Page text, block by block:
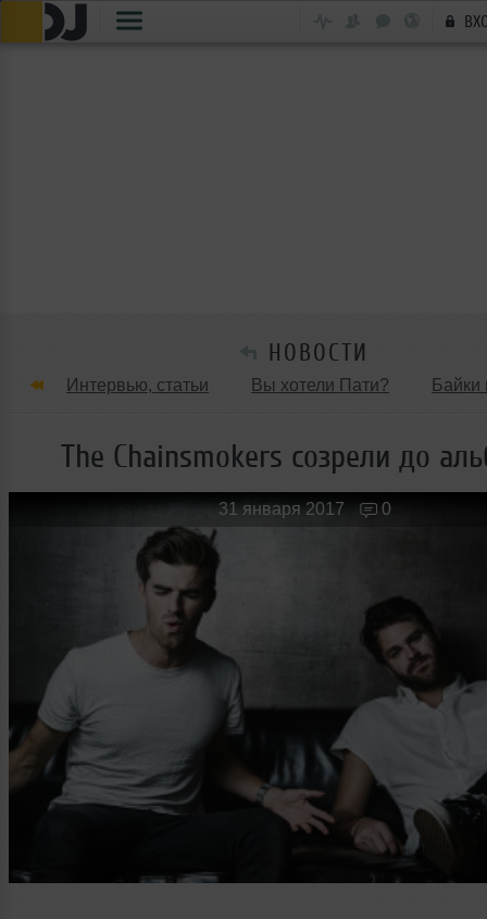
НОВОСТИ
Интервью, статьи Вы хотели Пати? Байки
Танцевальные стили
Новые лица Мужчина & Женщина
The Chainsmokers созрели до
31 января 2017 0